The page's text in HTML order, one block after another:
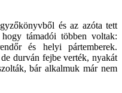
és az azóta tett
támadói többen voltak:
és helyi pártemberek.
durván fejbe verték, nyakát
bár alkalmuk már nem